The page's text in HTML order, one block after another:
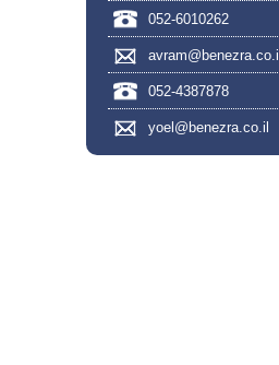
052-6010262
avram@benezra.co.il
052-4387878
yoel@benezra.co.il